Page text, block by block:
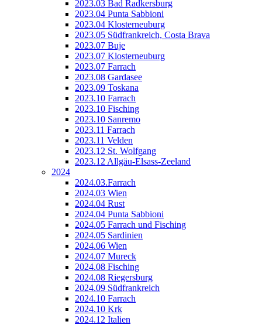
2023.03 Bad Radkersburg
2023.04 Punta Sabbioni
2023.04 Klosterneuburg
2023.05 Südfrankreich, Costa Brava
2023.07 Buje
2023.07 Klosterneuburg
2023.07 Farrach
2023.08 Gardasee
2023.09 Toskana
2023.10 Farrach
2023.10 Fisching
2023.10 Sanremo
2023.11 Farrach
2023.11 Velden
2023.12 St. Wolfgang
2023.12 Allgäu-Elsass-Zeeland
2024
2024.03.Farrach
2024.03 Wien
2024.04 Rust
2024.04 Punta Sabbioni
2024.05 Farrach und Fisching
2024.05 Sardinien
2024.06 Wien
2024.07 Mureck
2024.08 Fisching
2024.08 Riegersburg
2024.09 Südfrankreich
2024.10 Farrach
2024.10 Krk
2024.12 Italien